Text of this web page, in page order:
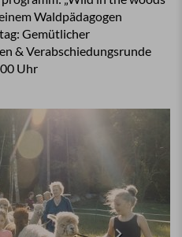
Waldpädagogen
Gemütlicher
& Verabschiedungsrunde
Uhr